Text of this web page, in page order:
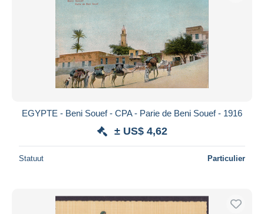
EGYPTE - Beni Souef - CPA - Parie de Beni Souef - 1916
± US$ 4,62
Statuut Particulier